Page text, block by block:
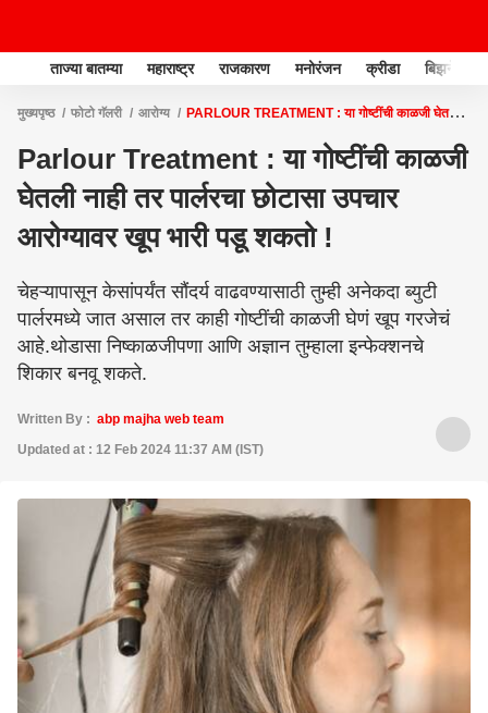
ताज्या बातम्या महाराष्ट्र राजकारण मनोरंजन क्रीडा बिझनेस
मुख्यपृष्ठ फोटो गॅलरी आरोग्य
PARLOUR TREATMENT : या गोष्टींची काळजी घेतली
Parlour Treatment : या गोष्टींची काळजी
घेतली नाही तर पार्लरचा छोटासा उपचार
आरोग्यावर खूप भारी पडू शकतो !
चेहऱ्यापासून केसांपर्यंत सौंदर्य वाढवण्यासाठी तुम्ही अनेकदा ब्युटी
पार्लरमध्ये जात असाल तर काही गोष्टींची काळजी घेणं खूप गरजेचं
आहे.थोडासा निष्काळजीपणा आणि अज्ञान तुम्हाला इन्फेक्शनचे
शिकार बनवू शकते.
Written By : abp majha web team
Updated at : 12 Feb 2024 11:37 AM (IST)